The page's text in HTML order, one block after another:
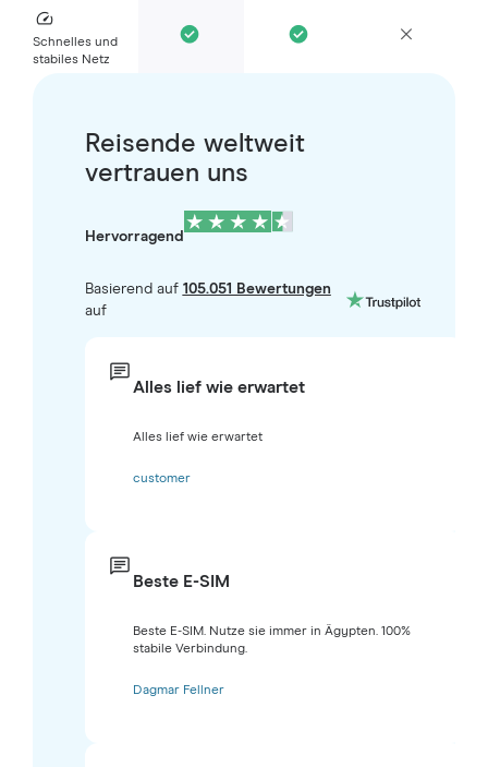
Schnelles und
stabiles Netz
Reisende weltweit
vertrauen uns
Hervorragend
Basierend auf 105.051 Bewertungen
auf
Alles lief wie erwartet
Alles lief wie erwartet
customer
Beste E-SIM
Beste E-SIM. Nutze sie immer in Ägypten. 100%
stabile Verbindung.
Dagmar Fellner